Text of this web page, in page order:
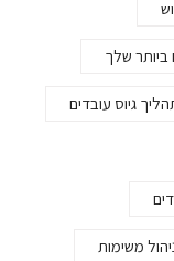
ביותר שלך
גיוס עובדים
משימות